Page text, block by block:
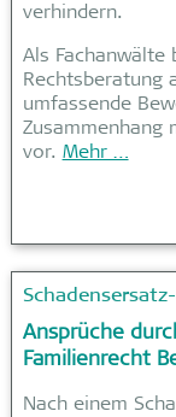
verhindern.
Als Fachanwälte
Rechtsberatung
umfassende
Zusammenhang
vor. Mehr …
Ansprüche
Familienrecht
Nach einem